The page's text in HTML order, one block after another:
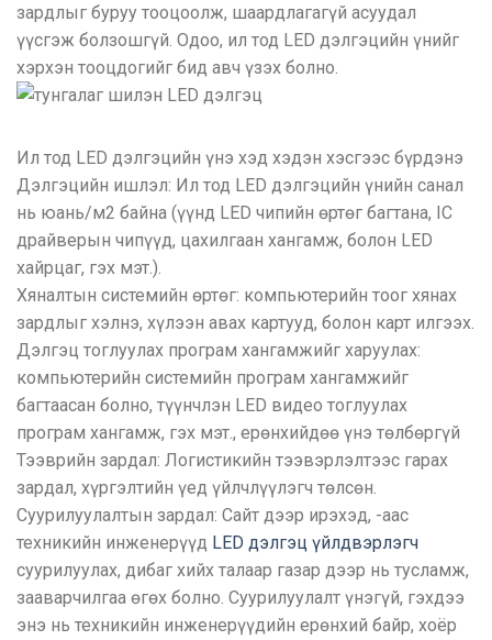
зардлыг буруу тооцоолж, шаардлагагүй асуудал
үүсгэж болзошгүй. Одоо, ил тод LED дэлгэцийн үнийг
хэрхэн тооцдогийг бид авч үзэх болно.
Ил тод LED дэлгэцийн үнэ хэд хэдэн хэсгээс бүрдэнэ
Дэлгэцийн ишлэл: Ил тод LED дэлгэцийн үнийн санал
нь юань/м2 байна (үүнд LED чипийн өртөг багтана, IC
драйверын чипүүд, цахилгаан хангамж, болон LED
хайрцаг, гэх мэт.).
Хяналтын системийн өртөг: компьютерийн тоог хянах
зардлыг хэлнэ, хүлээн авах картууд, болон карт илгээх.
Дэлгэц тоглуулах програм хангамжийг харуулах:
компьютерийн системийн програм хангамжийг
багтаасан болно, түүнчлэн LED видео тоглуулах
програм хангамж, гэх мэт., ерөнхийдөө үнэ төлбөргүй
Тээврийн зардал: Логистикийн тээвэрлэлтээс гарах
зардал, хүргэлтийн үед үйлчлүүлэгч төлсөн.
Суурилуулалтын зардал: Сайт дээр ирэхэд, -аас
техникийн инженерүүд LED дэлгэц үйлдвэрлэгч
суурилуулах, дибаг хийх талаар газар дээр нь тусламж,
зааварчилгаа өгөх болно. Суурилуулалт үнэгүй, гэхдээ
энэ нь техникийн инженерүүдийн ерөнхий байр, хоёр